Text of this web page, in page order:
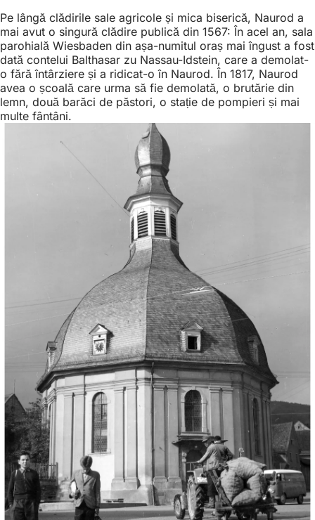
Pe lângă clădirile sale agricole și mica biserică, Naurod a
mai avut o singură clădire publică din 1567: În acel an, sala
parohială Wiesbaden din așa-numitul oraș mai îngust a fost
dată contelui Balthasar zu Nassau-Idstein, care a demolat-
o fără întârziere și a ridicat-o în Naurod. În 1817, Naurod
avea o școală care urma să fie demolată, o brutărie din
lemn, două barăci de păstori, o stație de pompieri și mai
multe fântâni.